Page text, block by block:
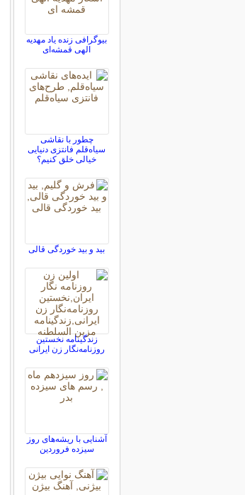
بیوگرافی زنده یاد مهدیه
الهی قمشه‌ای
چطور با نقاشی
سیاه‌قلم فانتزی دنیایی
خیالی خلق کنیم؟
بید و بید خوردگی قالی
زندگینامه نخستین
روزنامه‌نگار زن ایرانی
آشنایی با ریشه‌های روز
سیزده فروردین